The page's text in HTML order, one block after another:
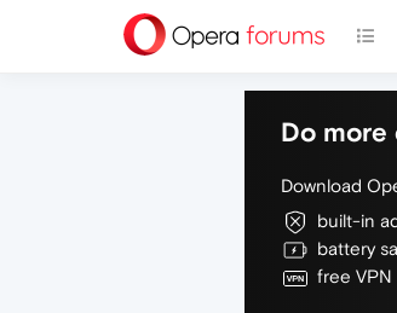
Do more
Download
built-in
battery
free VPN